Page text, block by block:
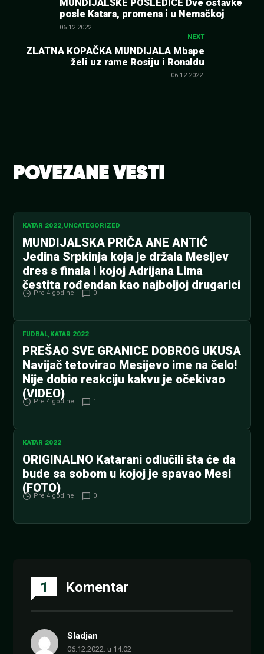
članka
MUNDIJALSKE POSLEDICE Dve ostavke
posle Katara, promena i u Nemačkoj
06.12.2022.
NEXT
ZLATNA KOPAČKA MUNDIJALA Mbape
želi uz rame Rosiju i Ronaldu
06.12.2022.
POVEZANE VESTI
KATAR 2022,UNCATEGORIZED
MUNDIJALSKA PRIČA ANE ANTIĆ
Jedina Srpkinja koja je držala Mesijev
dres s finala i kojoj Adrijana Lima
čestita rođendan kao najboljoj drugarici
Pre 4 godine 0
FUDBAL,KATAR 2022
PREŠAO SVE GRANICE DOBROG UKUSA
Navijač tetovirao Mesijevo ime na čelo!
Nije dobio reakciju kakvu je očekivao
(VIDEO)
Pre 4 godine 1
KATAR 2022
ORIGINALNO Katarani odlučili šta će da
bude sa sobom u kojoj je spavao Mesi
(FOTO)
Pre 4 godine 0
1 Komentar
Sladjan
06.12.2022. u 14:02